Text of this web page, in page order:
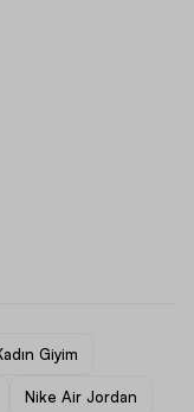
Giyim
Nike Air Jordan